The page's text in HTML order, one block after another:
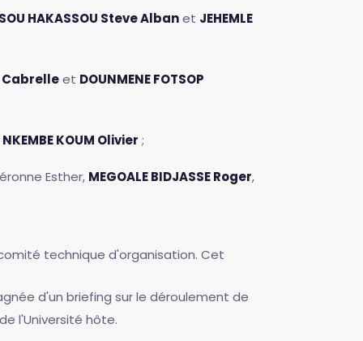
HAKASSOU Steve Albanet JEHEMLE
Cabrelleet DOUNMENE FOTSOP
NKEMBE KOUM Olivier ;
Esther, MEGOALE BIDJASSE Roger,
technique d'organisation. Cet
d'un briefing sur le déroulement de
l'Université hôte.